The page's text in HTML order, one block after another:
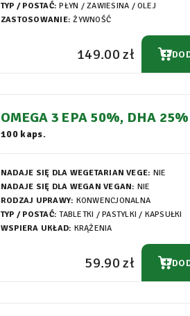
TYP / POSTAĆ: PŁYN / ZAWIESINA / OLEJ
ZASTOSOWANIE: ŻYWNOŚĆ
149.00 zł
OMEGA 3 EPA 50%, DHA
ŁKI SOFTGEL 1000MG
100 kaps.
NADAJE SIĘ DLA WEGETARIAN VEGE: NIE
NADAJE SIĘ DLA WEGAN VEGAN: NIE
RODZAJ UPRAWY: KONWENCJONALNA
TYP / POSTAĆ: TABLETKI / PASTYLKI / KAPSUŁKI
WSPIERA UKŁAD: KRĄŻENIA
59.90 zł